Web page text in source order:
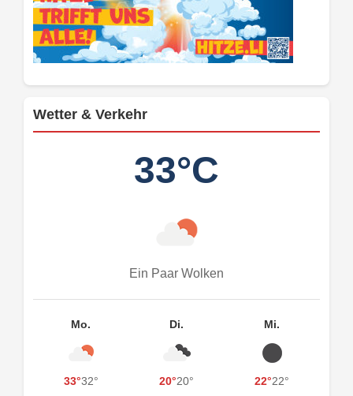
Wetter & Verkehr
33°C
Ein Paar Wolken
Mo.
33°32°
Di.
20°20°
Mi.
22°22°